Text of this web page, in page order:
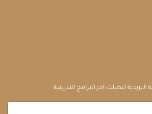
لتصلك آخر البرامج التدريبية